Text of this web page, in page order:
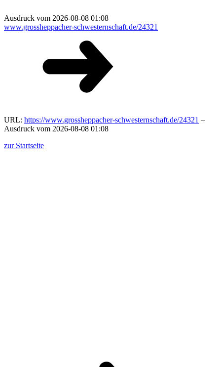
Ausdruck vom 2026-08-08 01:08
www.grossheppacher-schwesternschaft.de/24321
URL: https://www.grossheppacher-schwesternschaft.de/24321 –
Ausdruck vom 2026-08-08 01:08
zur Startseite